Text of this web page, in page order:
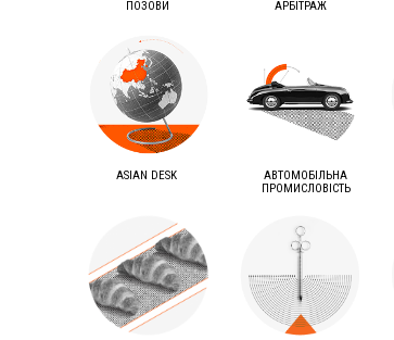
ПОЗОВИ
АРБІТРАЖ
ASIAN DESK
АВТОМОБІЛЬНА
ПРОМИСЛОВІСТЬ